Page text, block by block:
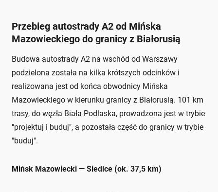
Przebieg autostrady A2 od Mińska
Mazowieckiego do granicy z Białorusią
Budowa autostrady A2 na wschód od Warszawy
podzielona została na kilka krótszych odcinków i
realizowana jest od końca obwodnicy Mińska
Mazowieckiego w kierunku granicy z Białorusią. 101 km
trasy, do węzła Biała Podlaska, prowadzona jest w trybie
"projektuj i buduj", a pozostała część do granicy w trybie
"buduj".
Mińsk Mazowiecki — Siedlce (ok. 37,5 km)